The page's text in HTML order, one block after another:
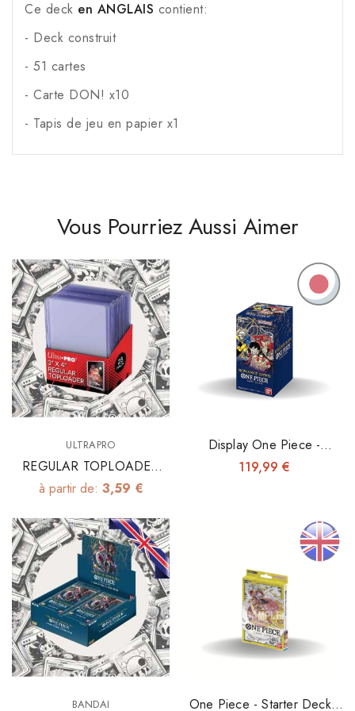
Ce deck en ANGLAIS contient:
- Deck construit
- 51 cartes
- Carte DON! x10
- Tapis de jeu en papier x1
Vous Pourriez Aussi Aimer
ULTRAPRO
REGULAR TOPLOADER
3"x4" X25
à partir de: 3,59 €
Display One Piece -
Romance Dawn
119,99 €
BANDAI One Piece - Starter Deck -